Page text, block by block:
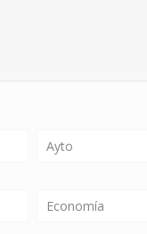
Ayto
Economía